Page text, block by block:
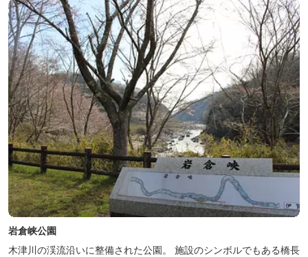
岩倉峡公園
木津川の渓流沿いに整備された公園。 施設のシンボルでもある橋長